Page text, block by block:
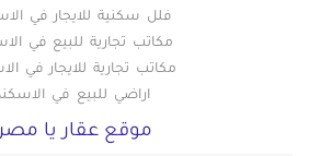
فلل سكنية للايجار في
مكاتب تجارية للبيع في
مكاتب تجارية للايجار في
اراضي للبيع في
موقع عقار يا